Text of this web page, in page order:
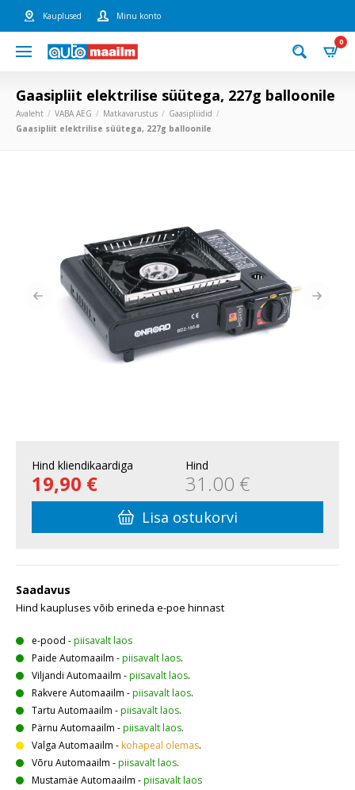
Kauplused Minu konto
0
Gaasipliit elektrilise süütega, 227g balloonile
Avaleht VABA AEG Matkavarustus
Gaasipliidid
Gaasipliit elektrilise süütega, 227g balloonile
Hind kliendikaardiga
19,90 €
Hind
31.00 €
Lisa ostukorvi
Saadavus
Hind kaupluses võib erineda e-poe hinnast
e-pood -piisavalt laos
Paide Automaailm -piisavalt laos.
Viljandi Automaailm -piisavalt laos.
Rakvere Automaailm -piisavalt laos.
Tartu Automaailm -piisavalt laos.
Pärnu Automaailm -piisavalt laos.
Valga Automaailm - kohapeal olemas.
Võru Automaailm -piisavalt laos.
Mustamäe Automaailm -piisavalt laos